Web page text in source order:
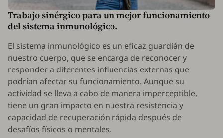
Trabajo sinérgico para un mejor funcionamiento
del sistema inmunológico.
El sistema inmunológico es un eficaz guardián de
nuestro cuerpo, que se encarga de reconocer y
responder a diferentes influencias externas que
podrían afectar su funcionamiento. Aunque su
actividad se lleva a cabo de manera imperceptible,
tiene un gran impacto en nuestra resistencia y
capacidad de recuperación rápida después de
desafíos físicos o mentales.